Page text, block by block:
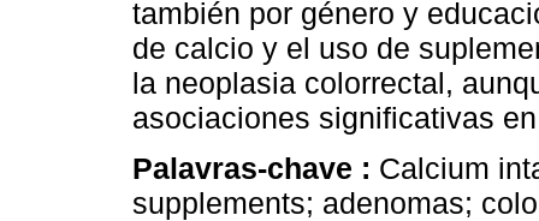
también por género y
de calcio y el uso de
la neoplasia colorrectal,
asociaciones significativas
Palavras-chave : Calcium
supplements; adenomas;